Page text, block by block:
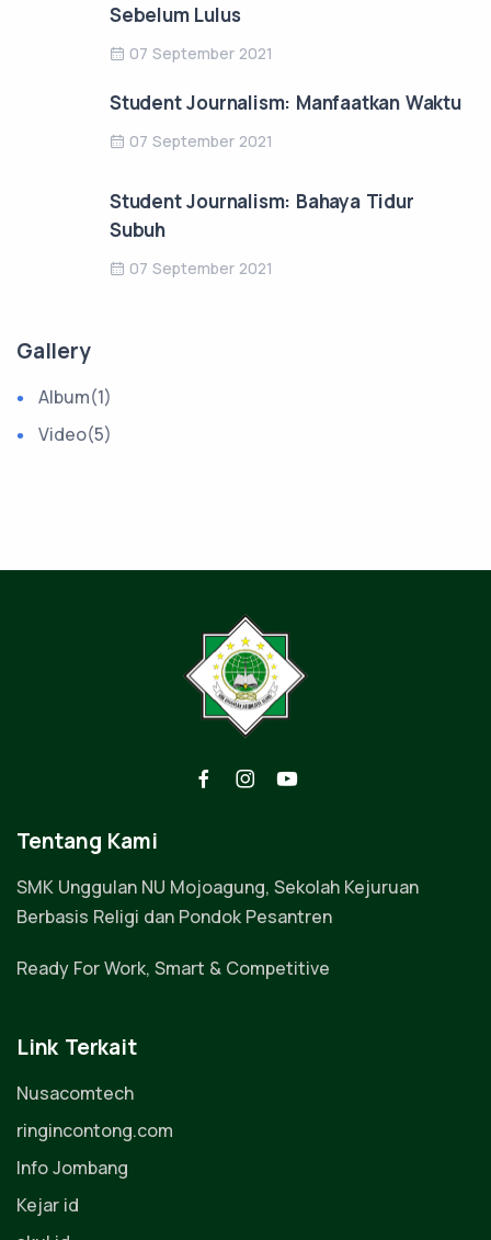
Sebelum Lulus
07 September 2021
Student Journalism: Manfaatkan Waktu
07 September 2021
Student Journalism: Bahaya Tidur
Subuh
07 September 2021
Gallery
Album(1)
Video(5)
Tentang Kami
SMK Unggulan NU Mojoagung, Sekolah Kejuruan
Berbasis Religi dan Pondok Pesantren
Ready For Work, Smart & Competitive
Link Terkait
Nusacomtech
ringincontong.com
Info Jombang
Kejar id